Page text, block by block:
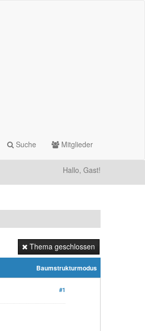
Suche Mitglieder
Hallo, Gast!
Thema geschlossen
Baumstrukturmodus
#1